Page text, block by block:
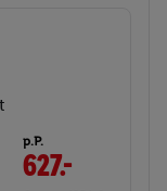
p.P.
627.-